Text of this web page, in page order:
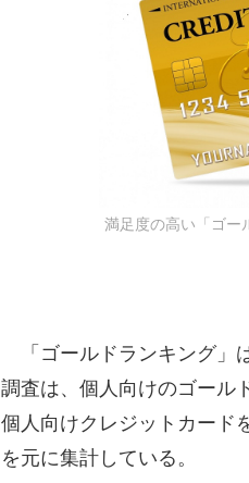
満足度の高い「ゴー
「ゴールドランキング」
調査は、個人向けのゴール
個人向けクレジットカード
を元に集計している。